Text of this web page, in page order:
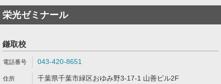
栄光ゼミナール
鎌取校
043-420-8651
千葉県千葉市緑区おゆみ野3-17-1 山善ビル2F